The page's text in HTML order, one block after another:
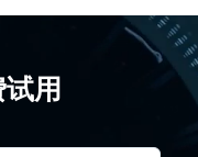
用